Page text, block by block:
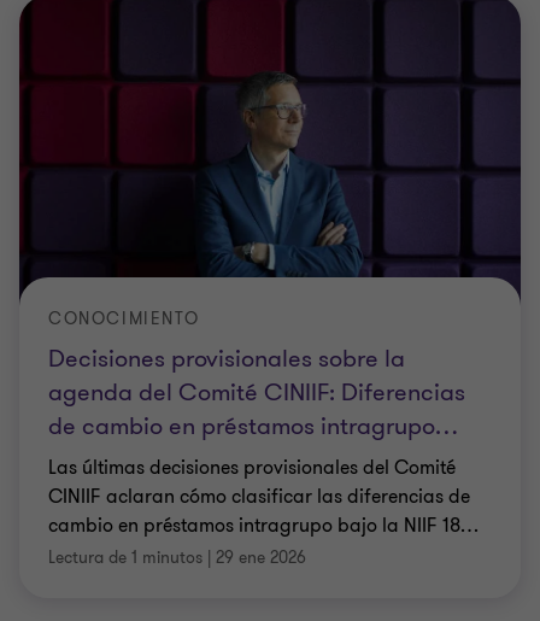
Decisiones provisionales sobre la
agenda del Comité CINIIF: Diferencias
de cambio en préstamos intragrupo…
CONOCIMIENTO
Las últimas decisiones provisionales del Comité
CINIIF aclaran cómo clasificar las diferencias de
cambio en préstamos intragrupo bajo la NIIF 18…
Lectura de 1 minutos | 29 ene 2026